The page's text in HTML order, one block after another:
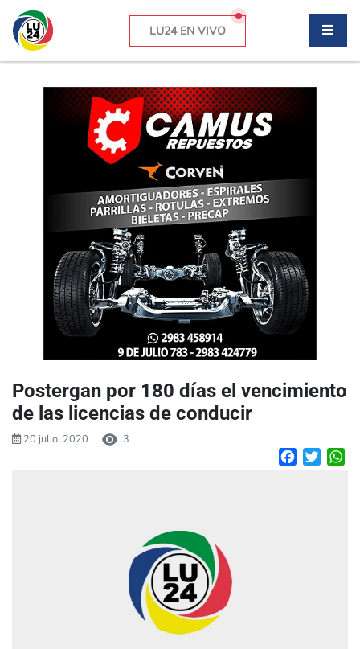
LU24 EN VIVO
Postergan por 180 días el vencimiento
de las licencias de conducir
20 julio, 2020 3
Facebook